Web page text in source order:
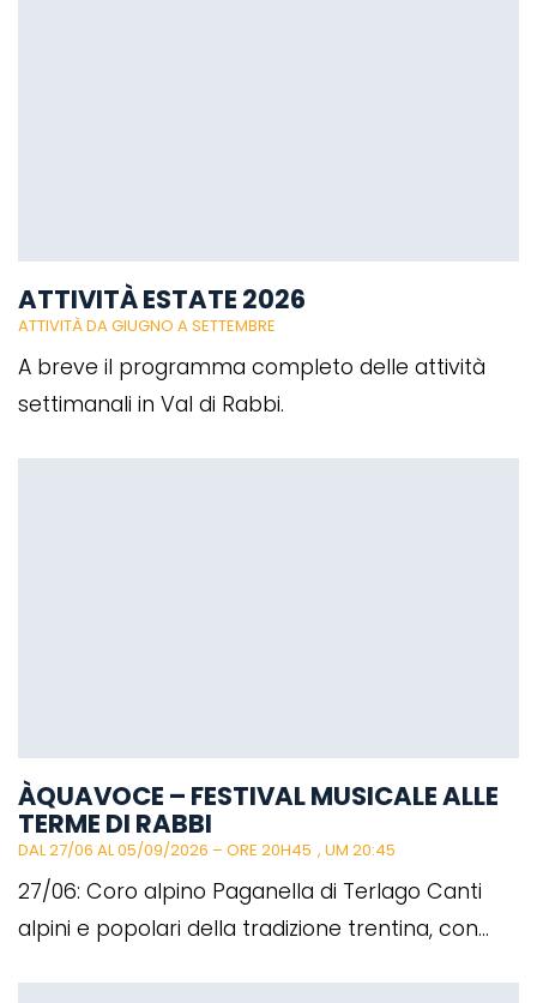
ATTIVITÀ ESTATE 2026
ATTIVITÀ DA GIUGNO A SETTEMBRE
A breve il programma completo delle attività
settimanali in Val di Rabbi.
ÀQUAVOCE – FESTIVAL MUSICALE ALLE
TERME DI RABBI
DAL 27/06 AL 05/09/2026 – ORE 20H45 , UM 20:45
27/06: Coro alpino Paganella di Terlago Canti
alpini e popolari della tradizione trentina, con...